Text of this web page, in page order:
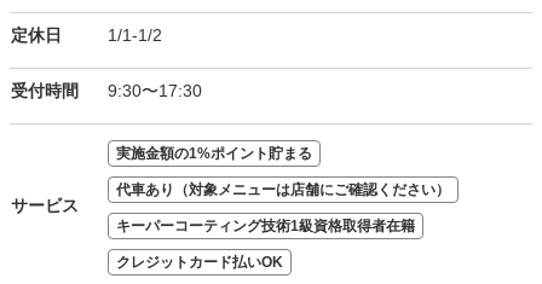
定休日 1/1-1/2
受付時間 9:30〜17:30
サービス
実施金額の1%ポイント貯まる
代車あり（対象メニューは店舗にご確認ください）
キーパーコーティング技術1級資格取得者在籍
クレジットカード払いOK